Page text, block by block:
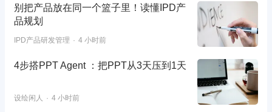
别把产品放在同一个篮子里！读懂IPD产
品规划
IPD产品研发管理 4 小时前
4步搭PPT Agent ：把PPT从3天压到1天
设绘闲人 4 小时前